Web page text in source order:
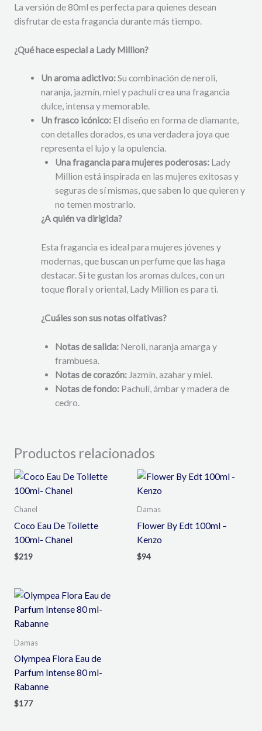
La versión de 80ml es perfecta para quienes desean
disfrutar de esta fragancia durante más tiempo.
¿Qué hace especial a Lady Million?
Un aroma adictivo:Su combinación de neroli,
naranja, jazmín, miel y pachulí crea una fragancia
dulce, intensa y memorable.
Un frasco icónico: El diseño en forma de diamante,
con detalles dorados, es una verdadera joya que
representa el lujo y la opulencia.
Una fragancia para mujeres poderosas:Lady
Million está inspirada en las mujeres exitosas y
seguras de sí mismas, que saben lo que quieren y
no temen mostrarlo.
¿A quién va dirigida?
Esta fragancia es ideal para mujeres jóvenes y
modernas, que buscan un perfume que las haga
destacar. Si te gustan los aromas dulces, con un
toque floral y oriental, Lady Million es para ti.
¿Cuáles son sus notas olfativas?
Notas de salida:Neroli, naranja amarga y
frambuesa.
Notas de corazón:Jazmín, azahar y miel.
Notas de fondo:Pachulí, ámbar y madera de
cedro.
Productos relacionados
Chanel
Coco Eau De Toilette
100ml- Chanel
$219
Damas
Flower By Edt 100ml –
Kenzo
$94
Damas
Olympea Flora Eau de
Parfum Intense 80 ml-
Rabanne
$177